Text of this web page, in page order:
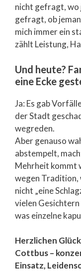
nicht gefragt, wo
gefragt, ob
mich immer ein
zählt Leistung,
Und heute?
eine Ecke
Ja: Es gab
der Stadt
wegreden.
Aber genauso
abstempelt,
Mehrheit kommt
wegen Tradition,
nicht „eine
vielen Gesichtern
was einzelne
Herzlichen
Cottbus –
Einsatz,